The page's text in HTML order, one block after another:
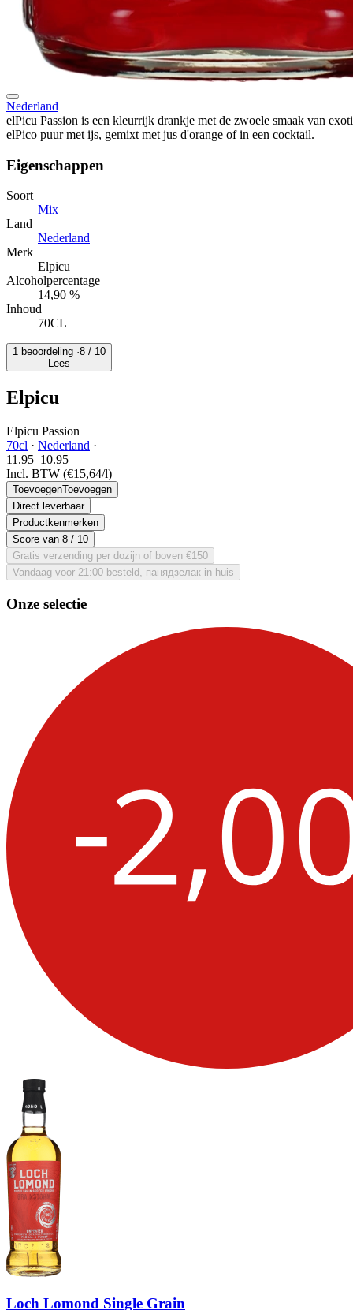
Nederland
elPicu Passion is een kleurrijk drankje met de zwoele smaak van
elPico puur met ijs, gemixt met jus d'orange of in een cocktail.
Eigenschappen
Soort
Mix
Land
Nederland
Merk
Elpicu
Alcoholpercentage
14,90 %
Inhoud
70CL
1 beoordeling ·8 / 10
Lees
Elpicu
Elpicu Passion
70cl · Nederland ·
11.95 10.95
Incl. BTW (€15,64/l)
ToevoegenToevoegen
Direct leverbaar
Productkenmerken
Score van 8 / 10
Gratis verzending per dozijn of boven €150
Vandaag voor 21:00 besteld, панядзелак in huis
Onze selectie
Loch Lomond Single Grain